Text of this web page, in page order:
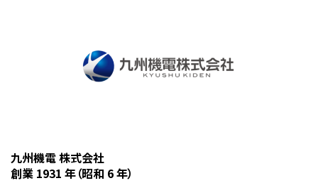
九州機電 株式会社
創業 1931 年（昭和 6 年）